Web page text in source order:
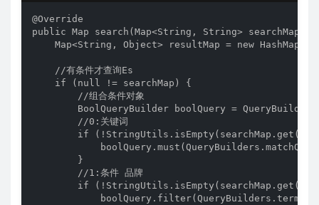
@Override
public Map search(Map<String, String> searchMap)
Map<String, Object> resultMap = new
    //有条件才查询Es
    if (null != searchMap) {
        //组合条件对象
BoolQueryBuilder boolQuery =
        //0:关键词
if
        }
        //1:条件 品牌
if